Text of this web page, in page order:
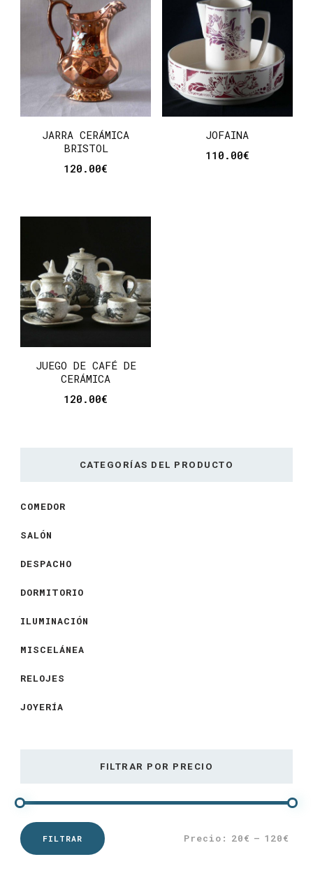
JARRA CERÁMICA
BRISTOL
120.00€
JOFAINA
110.00€
JUEGO DE CAFÉ DE
CERÁMICA
120.00€
CATEGORÍAS DEL PRODUCTO
COMEDOR
SALÓN
DESPACHO
DORMITORIO
ILUMINACIÓN
MISCELÁNEA
RELOJES
JOYERÍA
FILTRAR POR PRECIO
FILTRAR Precio: 20€ — 120€